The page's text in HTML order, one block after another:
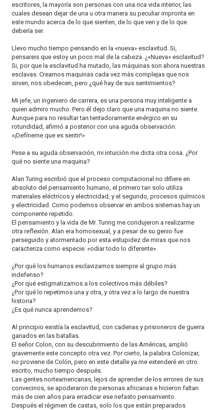
escritores, la mayoría son personas con una rica vida interior, las
cuales desean dejar de una u otra manera su peculiar impronta en
este mundo acerca de lo que sienten, de lo que ven y de lo que
debería ser.
Llevo mucho tiempo pensando en la «nueva» esclavitud. Si,
pensareis que estoy un poco mal de la cabeza. ¿«Nueva» esclavitud?
Si, por que la esclavitud ha mutado, las máquinas son ahora nuestras
esclavas. Creamos maquinas cada vez más complejas que nos
sirven, nos obedecen, pero ¿qué hay de sus sentimientos?
Mi jefe, un ingeniero de carrera, es una persona muy inteligente a
quien admiro mucho. Pero él dejo claro que una maquina no siente.
Aunque para no resultar tan tentadoramente enérgico en su
rotundidad, afirmó a posterior con una aguda observación:
«¡Defíneme que es sentir!»
Pese a su aguda observación, mi intuición me dicta otra cosa. ¿Por
qué no siente una maquina?
Alan Turing escribió que el proceso computacional no difiere en
absoluto del pensamiento humano, el primero tan solo utiliza
materiales eléctricos y electricidad, y el segundo, procesos químicos
y electricidad. Como podemos observar en ambos sistemas hay un
componente repetido.
El pensamiento y la vida de Mr. Turing me condujeron a realizarme
otra reflexión. Alan era homosexual, y a pesar de su genio fue
perseguido y atormentado por esta estupidez de miras que nos
caracteriza como especie: «odiar todo lo diferente».
¿Por qué los humanos esclavizamos siempre al grupo más
indefenso?
¿Por qué estigmatizamos a los colectivos más débiles?
¿Por qué lo repetimos una y otra, y otra vez a lo largo de nuestra
historia?
¿Es qué nunca aprendemos?
Al principio existía la esclavitud, con cadenas y prisioneros de guerra
ganados en las batallas.
El señor Colon, con su descubrimiento de las Américas, amplió
gravemente este concepto otra vez. Por cierto, la palabra Colonizar,
no proviene de Colón, pero en este detalle ya me extenderé en otro
escrito, mucho tiempo después.
Las gentes norteamericanas, lejos de aprender de los errores de sus
convecinos, se apoderaron de personas africanas e hicieron faltan
más de cien años para erradicar ese nefasto pensamiento.
Después el régimen de castas, solo los que están preparados